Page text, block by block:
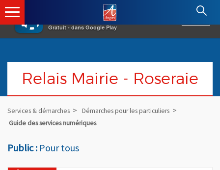
×
Gratuit - dans Google Play
Angers.fr : Retour à l'accueil
Relais Mairie - Roseraie
Services & démarches
Démarches pour les particuliers
Guide des services numériques
Public : Pour tous